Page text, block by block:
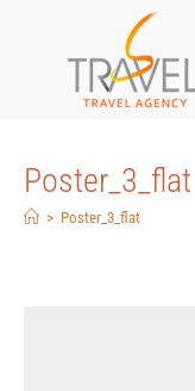
Poster_3_flat
> Poster_3_flat